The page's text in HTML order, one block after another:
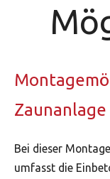
Bei dieser
umfasst die